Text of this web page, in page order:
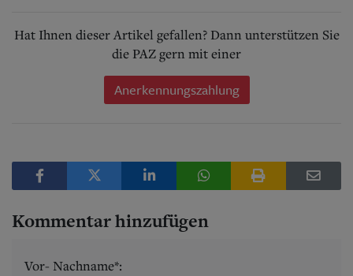
Hat Ihnen dieser Artikel gefallen? Dann unterstützen Sie
die PAZ gern mit einer
Anerkennungszahlung
Kommentar hinzufügen
Vor- Nachname*: